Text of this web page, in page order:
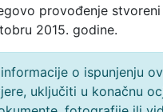
provođenje
2015. godine.
o ispunjenju
uključiti u konačnu